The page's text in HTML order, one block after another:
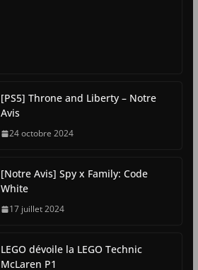
[PS5] Throne and Liberty – Notre
Avis
24 octobre 2024
[Notre Avis] Spy x Family: Code
White
17 juillet 2024
LEGO dévoile la LEGO Technic
McLaren P1